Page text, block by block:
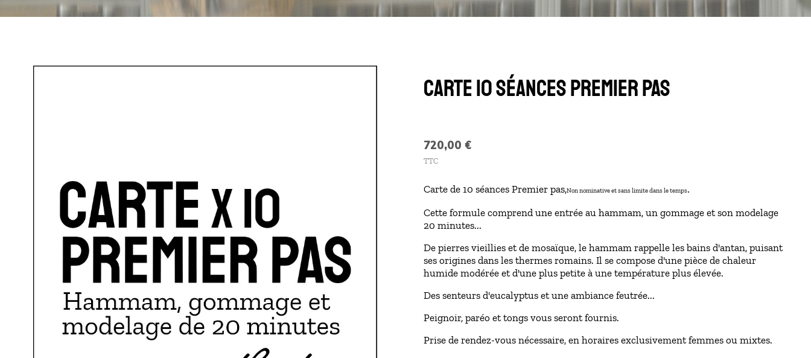
CARTE 10 SÉANCES PREMIER PAS
720,00 €
TTC
Carte de 10 séances Premier pas,Non nominative et sans limite dans le temps.
Cette formule comprend une entrée au hammam, un gommage et son modelage
20 minutes...
De pierres vieillies et de mosaïque, le hammam rappelle les bains d'antan, puisant
ses origines dans les thermes romains. Il se compose d'une pièce de chaleur
humide modérée et d'une plus petite à une température plus élevée.
Des senteurs d'eucalyptus et une ambiance feutrée...
Peignoir, paréo et tongs vous seront fournis.
Prise de rendez-vous nécessaire, en horaires exclusivement femmes ou mixtes.